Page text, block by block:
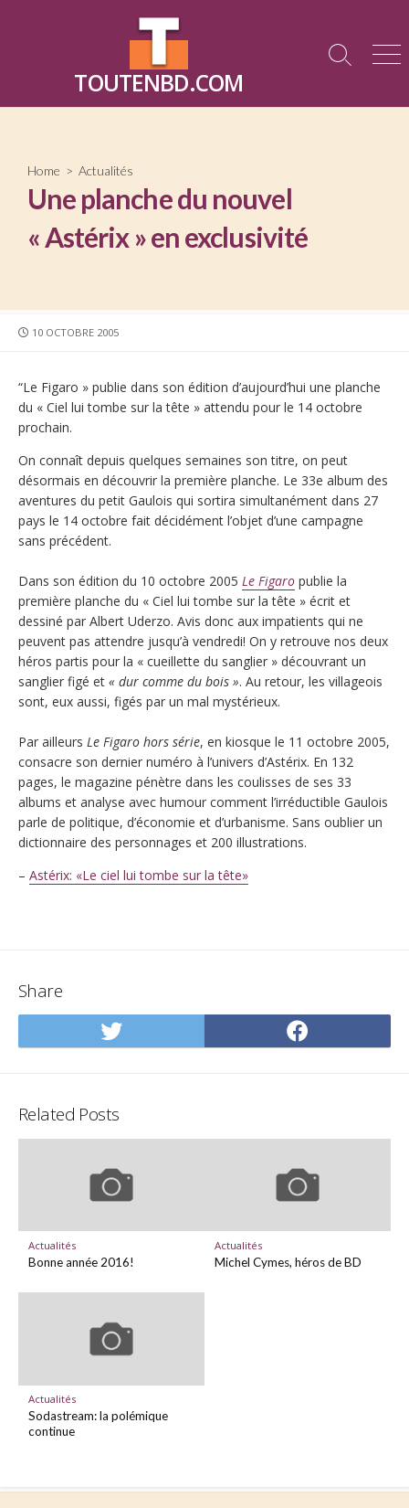
TOUTENBD.COM
Search
Home > Actualités
Une planche du nouvel
« Astérix » en exclusivité
PUBLISHED
10 OCTOBRE 2005
“Le Figaro » publie dans son édition d’aujourd’hui une planche
du « Ciel lui tombe sur la tête » attendu pour le 14 octobre
prochain.
On connaît depuis quelques semaines son titre, on peut
désormais en découvrir la première planche. Le 33e album des
aventures du petit Gaulois qui sortira simultanément dans 27
pays le 14 octobre fait décidément l’objet d’une campagne
sans précédent.
Dans son édition du 10 octobre 2005 Le Figaro publie la
première planche du « Ciel lui tombe sur la tête » écrit et
dessiné par Albert Uderzo. Avis donc aux impatients qui ne
peuvent pas attendre jusqu’à vendredi! On y retrouve nos deux
héros partis pour la « cueillette du sanglier » découvrant un
sanglier figé et « dur comme du bois ». Au retour, les villageois
sont, eux aussi, figés par un mal mystérieux.
Par ailleurs Le Figaro hors série, en kiosque le 11 octobre 2005,
consacre son dernier numéro à l’univers d’Astérix. En 132
pages, le magazine pénètre dans les coulisses de ses 33
albums et analyse avec humour comment l’irréductible Gaulois
parle de politique, d’économie et d’urbanisme. Sans oublier un
dictionnaire des personnages et 200 illustrations.
– Astérix: «Le ciel lui tombe sur la tête»
Share
Share
on
on
Related Posts
Actualités
Bonne année 2016!
Actualités
Michel Cymes, héros de BD
Actualités
Sodastream: la polémique
continue